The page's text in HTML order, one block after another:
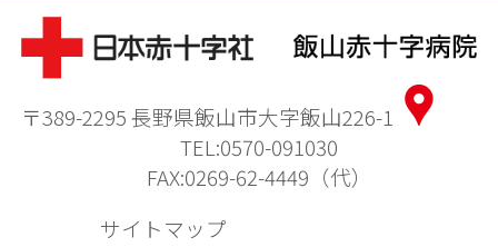
〒389-2295 長野県飯山市大字飯山226-1
TEL:0570-091030
FAX:0269-62-4449（代）
サイトマップ